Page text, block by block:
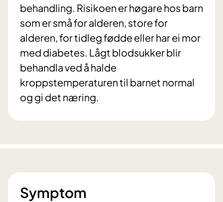
behandling. Risikoen er høgare hos barn
som er små for alderen, store for
alderen, for tidleg fødde eller har ei mor
med diabetes. Lågt blodsukker blir
behandla ved å halde
kroppstemperaturen til barnet normal
og gi det næring.
Symptom